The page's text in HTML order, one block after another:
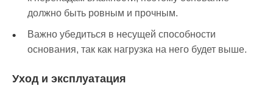
должно быть ровным и прочным.
Важно убедиться в несущей способности
основания, так как нагрузка на него будет выше.
Уход и эксплуатация